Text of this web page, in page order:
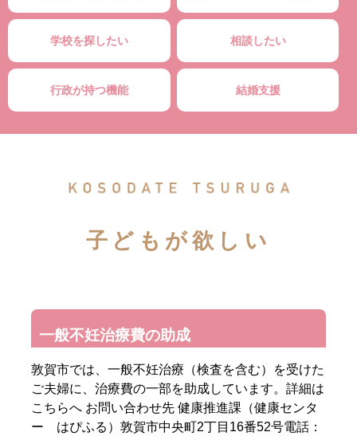
学校を探したい 相談したい
行政が持つ機能 結婚支援
子どもが欲しい
一般不妊治療費の助成
敦賀市では、一般不妊治療（検査を含む）を受けた
ご夫婦に、治療費の一部を助成しています。詳細は
こちらへ お問い合わせ先 健康推進課（健康センタ
ー はぴふる）敦賀市中央町2丁目16番52号電話：